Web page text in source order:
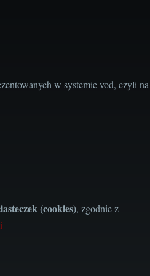
w systemie vod, czyli na
(cookies), zgodnie z